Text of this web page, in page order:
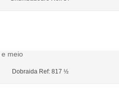
Dobraida Ref: 817 ½